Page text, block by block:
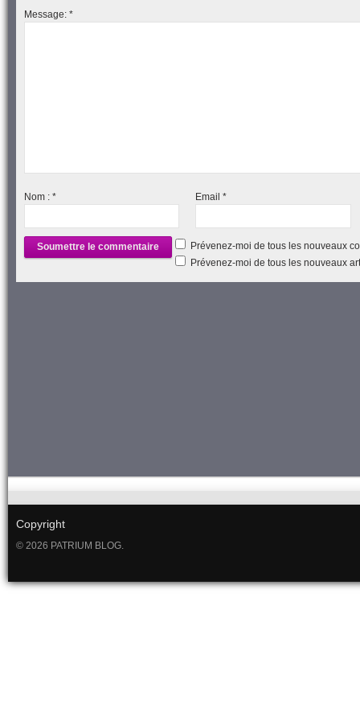
Message: *
Nom : * Email*
Prévenez-moi de tous les nouveaux
Prévenez-moi de tous les nouveaux
Copyright
© 2026 PATRIUM BLOG.